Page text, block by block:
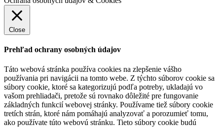
Close
Prehľad ochrany osobných údajov
Táto webová stránka používa cookies na zlepšenie vášho
používania pri navigácii na tomto webe. Z týchto súborov cookie sa
súbory cookie, ktoré sa kategorizujú podľa potreby, ukladajú vo
vašom prehliadači, pretože sú rovnako dôležité pre fungovanie
základných funkcií webovej stránky. Používame tiež súbory cookie
tretích strán, ktoré nám pomáhajú analyzovať a porozumieť tomu,
ako používate túto webovú stránku. Tieto súbory cookie budú